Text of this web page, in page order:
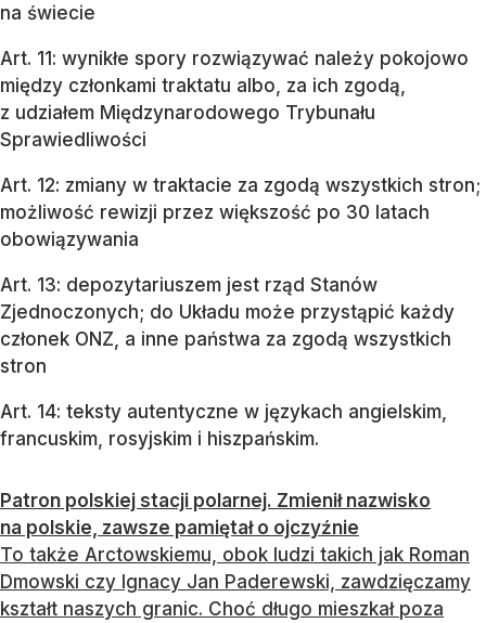
na świecie
Art. 11: wynikłe spory rozwiązywać należy pokojowo
między członkami traktatu albo, za ich zgodą,
z udziałem Międzynarodowego Trybunału
Sprawiedliwości
Art. 12: zmiany w traktacie za zgodą wszystkich stron;
możliwość rewizji przez większość po 30 latach
obowiązywania
Art. 13: depozytariuszem jest rząd Stanów
Zjednoczonych; do Układu może przystąpić każdy
członek ONZ, a inne państwa za zgodą wszystkich
stron
Art. 14: teksty autentyczne w językach angielskim,
francuskim, rosyjskim i hiszpańskim.
Patron polskiej stacji polarnej. Zmienił nazwisko
na polskie, zawsze pamiętał o ojczyźnie
To także Arctowskiemu, obok ludzi takich jak Roman
Dmowski czy Ignacy Jan Paderewski, zawdzięczamy
kształt naszych granic. Choć długo mieszkał poza